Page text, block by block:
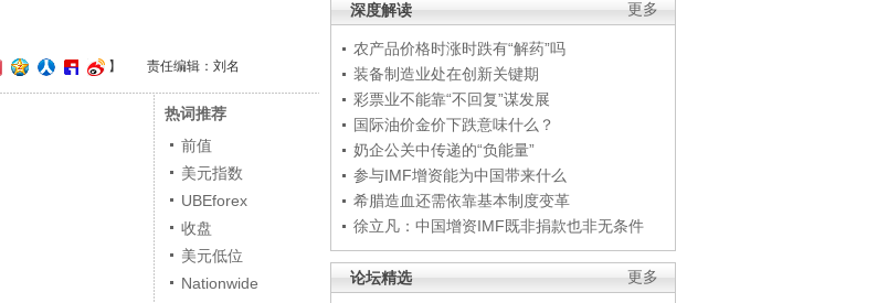
更多
深度解读
农产品价格时涨时跌有“解药”吗
装备制造业处在创新关键期
彩票业不能靠“不回复”谋发展
国际油价金价下跌意味什么？
奶企公关中传递的“负能量”
参与IMF增资能为中国带来什么
希腊造血还需依靠基本制度变革
徐立凡：中国增资IMF既非捐款也非无条件
更多
论坛精选
】 责任编辑：刘名
热词推荐
前值
美元指数
UBEforex
收盘
美元低位
Nationwide